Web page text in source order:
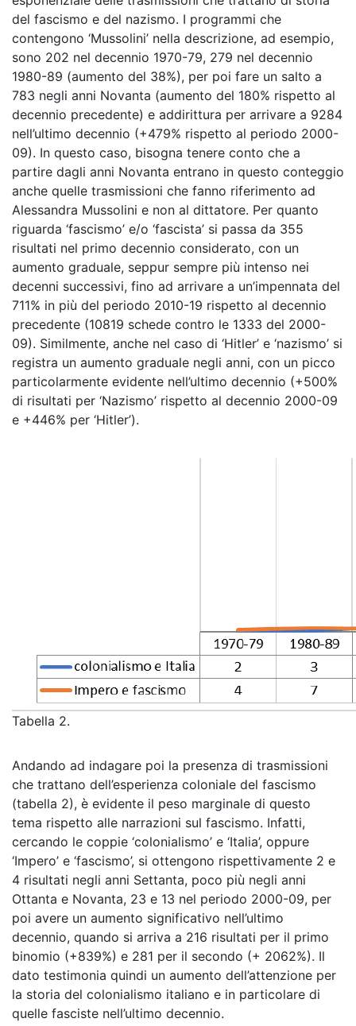
del fascismo e del nazismo. I programmi che
contengono ‘Mussolini’ nella descrizione, ad esempio,
sono 202 nel decennio 1970-79, 279 nel decennio
1980-89 (aumento del 38%), per poi fare un salto a
783 negli anni Novanta (aumento del 180% rispetto al
decennio precedente) e addirittura per arrivare a 9284
nell’ultimo decennio (+479% rispetto al periodo 2000-
09). In questo caso, bisogna tenere conto che a
partire dagli anni Novanta entrano in questo conteggio
anche quelle trasmissioni che fanno riferimento ad
Alessandra Mussolini e non al dittatore. Per quanto
riguarda ‘fascismo’ e/o ‘fascista’ si passa da 355
risultati nel primo decennio considerato, con un
aumento graduale, seppur sempre più intenso nei
decenni successivi, fino ad arrivare a un’impennata del
711% in più del periodo 2010-19 rispetto al decennio
precedente (10819 schede contro le 1333 del 2000-
09). Similmente, anche nel caso di ‘Hitler’ e ‘nazismo’ si
registra un aumento graduale negli anni, con un picco
particolarmente evidente nell’ultimo decennio (+500%
di risultati per ‘Nazismo’ rispetto al decennio 2000-09
e +446% per ‘Hitler’).
Tabella 2.
Andando ad indagare poi la presenza di trasmissioni
che trattano dell’esperienza coloniale del fascismo
(tabella 2), è evidente il peso marginale di questo
tema rispetto alle narrazioni sul fascismo. Infatti,
cercando le coppie ‘colonialismo’ e ‘Italia’, oppure
‘Impero’ e ‘fascismo’, si ottengono rispettivamente 2 e
4 risultati negli anni Settanta, poco più negli anni
Ottanta e Novanta, 23 e 13 nel periodo 2000-09, per
poi avere un aumento significativo nell’ultimo
decennio, quando si arriva a 216 risultati per il primo
binomio (+839%) e 281 per il secondo (+ 2062%). Il
dato testimonia quindi un aumento dell’attenzione per
la storia del colonialismo italiano e in particolare di
quelle fasciste nell’ultimo decennio.